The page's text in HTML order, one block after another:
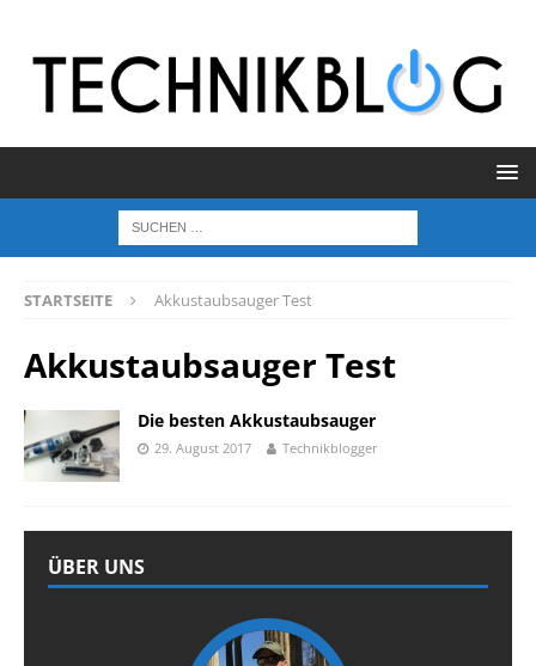
STARTSEITE Akkustaubsauger Test
Akkustaubsauger Test
Die besten Akkustaubsauger
29. August 2017 Technikblogger
ÜBER UNS